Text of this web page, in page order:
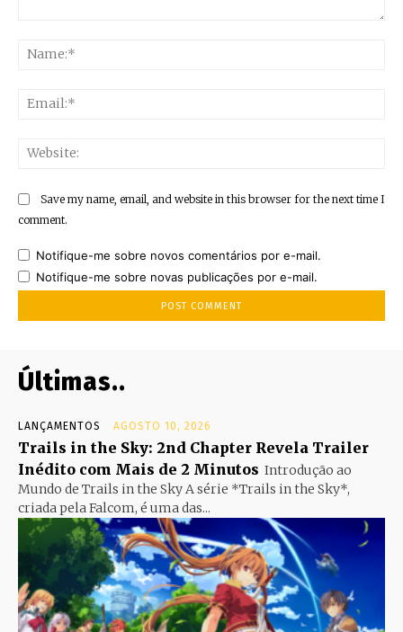
Save my name, email, and website in this browser for the next time I
comment.
Notifique-me sobre novos comentários por e-mail.
Notifique-me sobre novas publicações por e-mail.
Últimas..
LANÇAMENTOS AGOSTO 10, 2026
Trails in the Sky: 2nd Chapter Revela Trailer
Inédito com Mais de 2 Minutos Introdução ao
Mundo de Trails in the Sky A série *Trails in the Sky*,
criada pela Falcom, é uma das...